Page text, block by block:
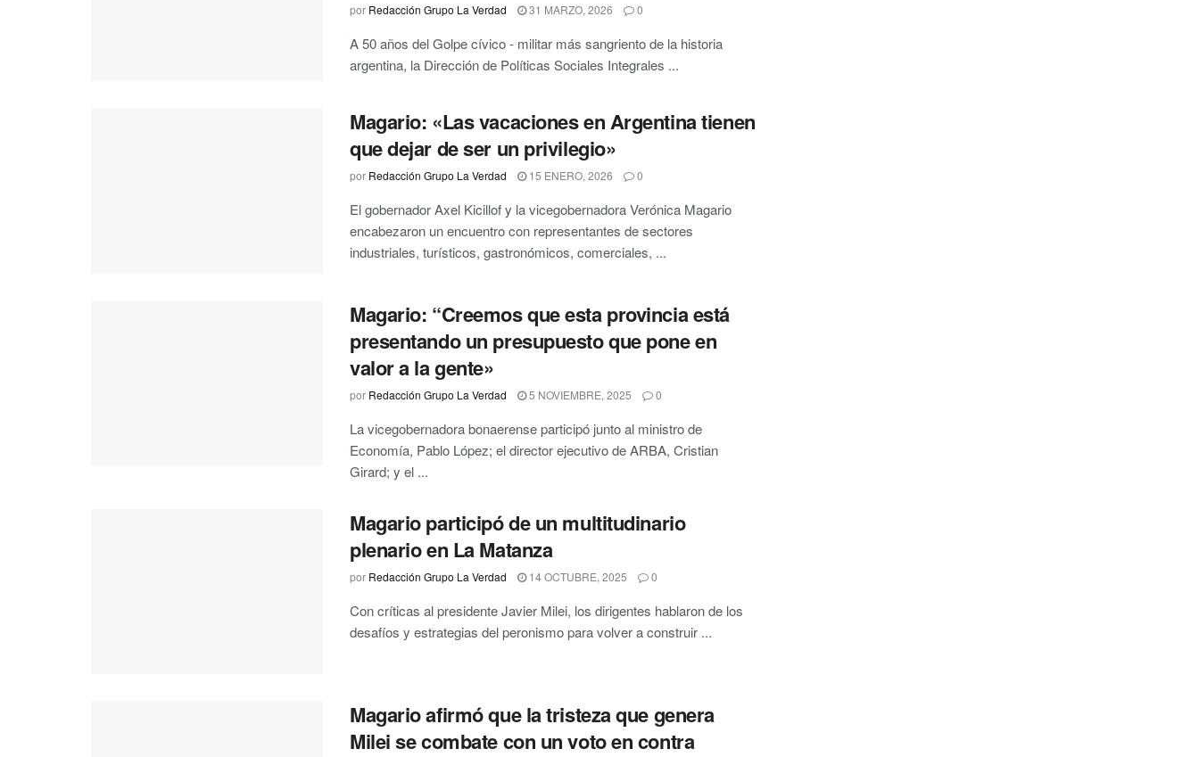
por Redacción Grupo La Verdad 31 MARZO, 2026 0
A 50 años del Golpe cívico - militar más sangriento de la historia
argentina, la Dirección de Políticas Sociales Integrales ...
Magario: «Las vacaciones en Argentina tienen
que dejar de ser un privilegio»
por Redacción Grupo La Verdad 15 ENERO, 2026 0
El gobernador Axel Kicillof y la vicegobernadora Verónica Magario
encabezaron un encuentro con representantes de sectores
industriales, turísticos, gastronómicos, comerciales, ...
Magario: “Creemos que esta provincia está
presentando un presupuesto que pone en
valor a la gente»
por Redacción Grupo La Verdad 5 NOVIEMBRE, 2025 0
La vicegobernadora bonaerense participó junto al ministro de
Economía, Pablo López; el director ejecutivo de ARBA, Cristian
Girard; y el ...
Magario participó de un multitudinario
plenario en La Matanza
por Redacción Grupo La Verdad 14 OCTUBRE, 2025 0
Con críticas al presidente Javier Milei, los dirigentes hablaron de los
desafíos y estrategias del peronismo para volver a construir ...
Magario afirmó que la tristeza que genera
Milei se combate con un voto en contra